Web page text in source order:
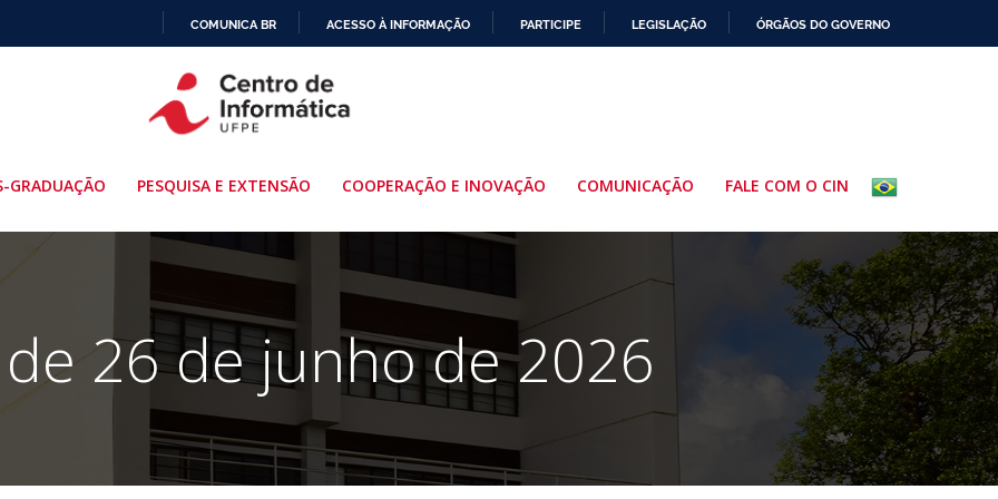
PARA
O
COMUNICA BR ACESSO À INFORMAÇÃO PARTICIPE LEGISLAÇÃO ÓRGÃOS DO GOVERNO
GRADUAÇÃO PESQUISA E EXTENSÃO COOPERAÇÃO E INOVAÇÃO COMUNICAÇÃO FALE COM O CIN
26 de junho de 2026